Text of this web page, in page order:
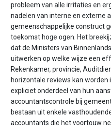
probleem van alle irritaties en
nadelen van interne en externe
gemeenschappelijke construct
toekomst hoge ogen. Het
dat de Ministers van
uitwerken op welke wijze een
Rekenkamer, provincie,
horizontale reviews kan worden
expliciet onderdeel van hun
accountantscontrole bij
bestaan uit enkele
accountants die het voortouw